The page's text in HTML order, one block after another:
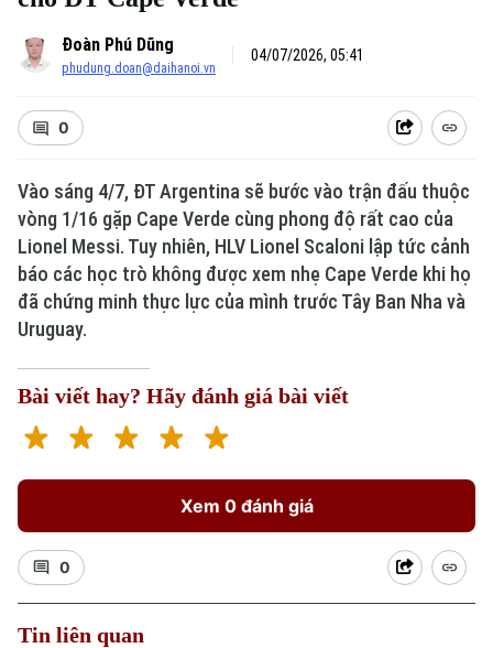
Đoàn Phú Dũng
phudung.doan@daihanoi.vn
04/07/2026, 05:41
0
Vào sáng 4/7, ĐT Argentina sẽ bước vào trận đấu thuộc
vòng 1/16 gặp Cape Verde cùng phong độ rất cao của
Lionel Messi. Tuy nhiên, HLV Lionel Scaloni lập tức cảnh
báo các học trò không được xem nhẹ Cape Verde khi họ
đã chứng minh thực lực của mình trước Tây Ban Nha và
Uruguay.
Bài viết hay? Hãy đánh giá bài viết
Xem 0 đánh giá
0
Tin liên quan